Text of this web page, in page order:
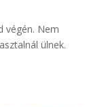
végén. Nem
ülnek.